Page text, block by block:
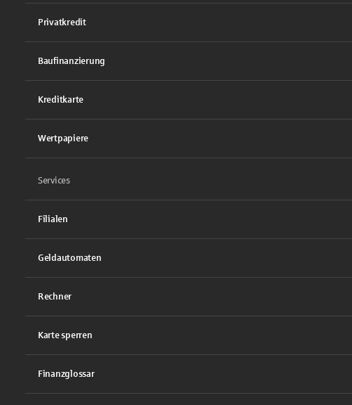
Privatkredit
Baufinanzierung
Kreditkarte
Wertpapiere
Services
Filialen
Geldautomaten
Rechner
Karte sperren
Finanzglossar